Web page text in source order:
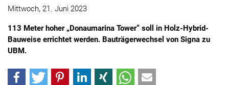
Mittwoch, 21. Juni 2023
113 Meter hoher „Donaumarina Tower“ soll in Holz-Hybrid-
Bauweise errichtet werden. Bauträgerwechsel von Signa zu
UBM.